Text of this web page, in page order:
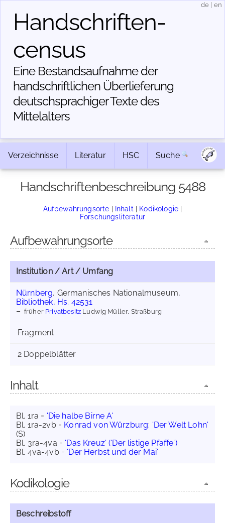
Handschriften­
census
Eine Bestandsaufnahme der
handschriftlichen Über­lieferung
deutschsprachiger Texte des
Mittelalters
de en
Verzeichnisse Literatur HSC Suche
Handschriftenbeschreibung 5488
Aufbewahrungsorte | Inhalt | Kodikologie |
Forschungsliteratur
Aufbewahrungsorte
Institution / Art / Umfang
Nürnberg, Germanisches Nationalmuseum,
Bibliothek, Hs. 42531
früher Privatbesitz Ludwig Müller, Straßburg
Fragment
2 Doppelblätter
Inhalt
Bl. 1ra = 'Die halbe Birne A'
Bl. 1ra-2vb = Konrad von Würzburg: 'Der Welt Lohn'
(S)
Bl. 3ra-4va = 'Das Kreuz' ('Der listige Pfaffe')
Bl. 4va-4vb = 'Der Herbst und der Mai'
Kodikologie
Beschreibstoff